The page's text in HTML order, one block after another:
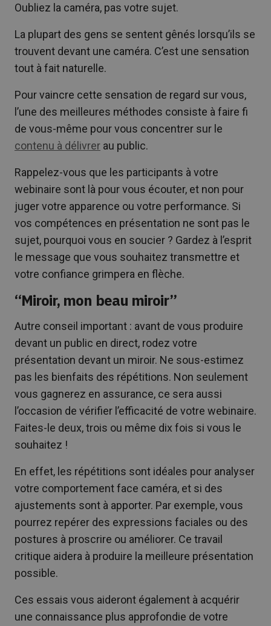
Oubliez la caméra, pas votre sujet.
La plupart des gens se sentent gênés lorsqu’ils se
trouvent devant une caméra. C’est une sensation
tout à fait naturelle.
Pour vaincre cette sensation de regard sur vous,
l’une des meilleures méthodes consiste à faire fi
de vous-même pour vous concentrer sur le
contenu à délivrer au public.
Rappelez-vous que les participants à votre
webinaire sont là pour vous écouter, et non pour
juger votre apparence ou votre performance. Si
vos compétences en présentation ne sont pas le
sujet, pourquoi vous en soucier ? Gardez à l’esprit
le message que vous souhaitez transmettre et
votre confiance grimpera en flèche.
“Miroir, mon beau miroir”
Autre conseil important : avant de vous produire
devant un public en direct, rodez votre
présentation devant un miroir. Ne sous-estimez
pas les bienfaits des répétitions. Non seulement
vous gagnerez en assurance, ce sera aussi
l’occasion de vérifier l’efficacité de votre webinaire.
Faites-le deux, trois ou même dix fois si vous le
souhaitez !
En effet, les répétitions sont idéales pour analyser
votre comportement face caméra, et si des
ajustements sont à apporter. Par exemple, vous
pourrez repérer des expressions faciales ou des
postures à proscrire ou améliorer. Ce travail
critique aidera à produire la meilleure présentation
possible.
Ces essais vous aideront également à acquérir
une connaissance plus approfondie de votre